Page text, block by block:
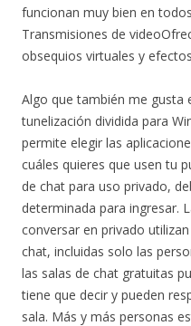
funcionan muy bien en
Transmisiones de
obsequios virtuales y
Algo que también me gusta
tunelización dividida para
permite elegir las
cuáles quieres que usen tu
de chat para uso privado,
determinada para ingresar.
conversar en privado
chat, incluidas solo las
las salas de chat gratuitas
tiene que decir y pueden
sala. Más y más personas